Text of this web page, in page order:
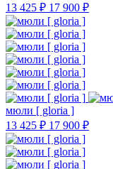
13 425 ₽ 17 900 ₽
мюли [ gloria ]
13 425 ₽ 17 900 ₽